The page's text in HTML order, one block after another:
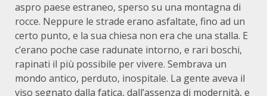
aspro paese estraneo, sperso su una montagna di
rocce. Neppure le strade erano asfaltate, fino ad un
certo punto, e la sua chiesa non era che una stalla. E
c’erano poche case radunate intorno, e rari boschi,
rapinati il più possibile per vivere. Sembrava un
mondo antico, perduto, inospitale. La gente aveva il
viso segnato dalla fatica, dall’assenza di modernità, e